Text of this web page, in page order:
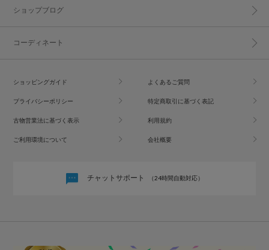
ショップブログ
コーディネート
ショッピングガイド よくあるご質問
プライバシーポリシー 特定商取引に基づく表記
古物営業法に基づく表示 利用規約
ご利用環境について 会社概要
チャットサポート （24時間自動対応）